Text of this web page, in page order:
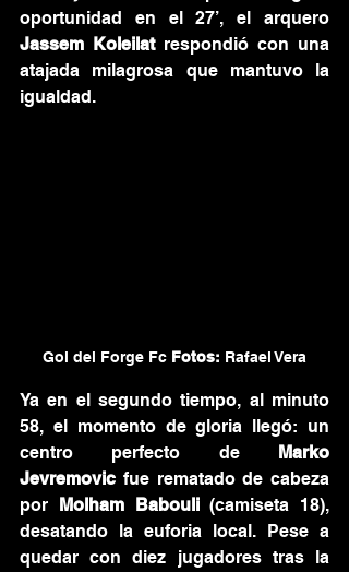
Jassem Koleilat respondió con una
atajada milagrosa que mantuvo la
igualdad.
Gol del Forge Fc Fotos: Rafael Vera
Ya en el segundo tiempo, al minuto
58, el momento de gloria llegó: un
centro perfecto de Marko
Jevremovic fue rematado de cabeza
por Molham Babouli (camiseta 18),
desatando la euforia local. Pese a
quedar con diez jugadores tras la